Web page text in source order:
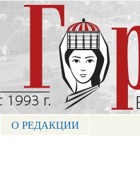
О РЕДАКЦИИ